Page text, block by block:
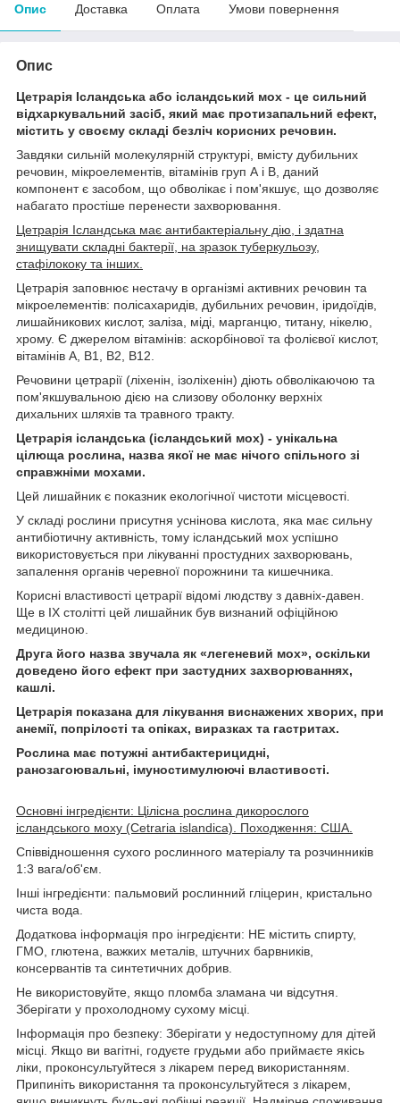
Опис Доставка Оплата Умови повернення
Опис
Цетрарія Ісландська або ісландський мох - це сильний
відхаркувальний засіб, який має протизапальний ефект,
містить у своєму складі безліч корисних речовин.
Завдяки сильній молекулярній структурі, вмісту дубильних
речовин, мікроелементів, вітамінів груп А і В, даний
компонент є засобом, що обволікає і пом'якшує, що дозволяє
набагато простіше перенести захворювання.
Цетрарія Ісландська має антибактеріальну дію, і здатна
знищувати складні бактерії, на зразок туберкульозу,
стафілококу та інших.
Цетрарія заповнює нестачу в організмі активних речовин та
мікроелементів: полісахаридів, дубильних речовин, іридоїдів,
лишайникових кислот, заліза, міді, марганцю, титану, нікелю,
хрому. Є джерелом вітамінів: аскорбінової та фолієвої кислот,
вітамінів А, В1, В2, В12.
Речовини цетрарії (ліхенін, ізоліхенін) діють обволікаючою та
пом'якшувальною дією на слизову оболонку верхніх
дихальних шляхів та травного тракту.
Цетрарія ісландська (ісландський мох) - унікальна
цілюща рослина, назва якої не має нічого спільного зі
справжніми мохами.
Цей лишайник є показник екологічної чистоти місцевості.
У складі рослини присутня уснінова кислота, яка має сильну
антибіотичну активність, тому ісландський мох успішно
використовується при лікуванні простудних захворювань,
запалення органів черевної порожнини та кишечника.
Корисні властивості цетрарії відомі людству з давніх-давен.
Ще в ІХ столітті цей лишайник був визнаний офіційною
медициною.
Друга його назва звучала як «легеневий мох», оскільки
доведено його ефект при застудних захворюваннях,
кашлі.
Цетрарія показана для лікування виснажених хворих, при
анемії, попрілості та опіках, виразках та гастритах.
Рослина має потужні антибактерицидні,
ранозагоювальні, імуностимулюючі властивості.
Основні інгредієнти: Цілісна рослина дикорослого
ісландського моху (Cetraria islandica). Походження: США.
Співвідношення сухого рослинного матеріалу та розчинників
1:3 вага/об'єм.
Інші інгредієнти: пальмовий рослинний гліцерин, кристально
чиста вода.
Додаткова інформація про інгредієнти: НЕ містить спирту,
ГМО, глютена, важких металів, штучних барвників,
консервантів та синтетичних добрив.
Не використовуйте, якщо пломба зламана чи відсутня.
Зберігати у прохолодному сухому місці.
Інформація про безпеку: Зберігати у недоступному для дітей
місці. Якщо ви вагітні, годуєте грудьми або приймаєте якісь
ліки, проконсультуйтеся з лікарем перед використанням.
Припиніть використання та проконсультуйтеся з лікарем,